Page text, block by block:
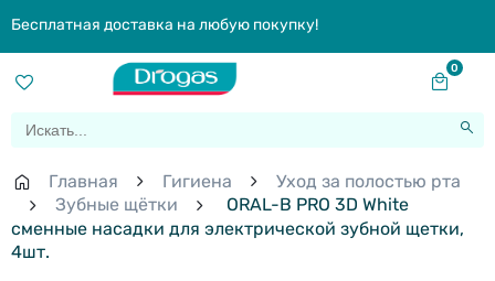
Бесплатная доставка на любую покупку!
0
Главная Гигиена
Уход за полостью рта
Зубные щётки
ORAL-B PRO 3D White
cменные насадки для электрической зубной щетки,
4шт.